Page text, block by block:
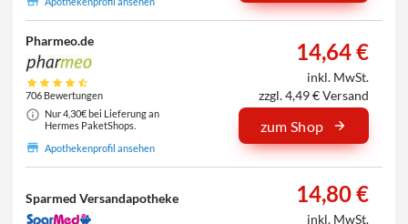
Pharmeo.de
706 Bewertungen
Nur 4,30€ bei Lieferung an
Hermes PaketShops.
Apothekenprofil ansehen
14,64 €
inkl. MwSt.
zzgl. 4,49 € Versand
zum Shop
Sparmed Versandapotheke 14,80 €
inkl. MwSt.